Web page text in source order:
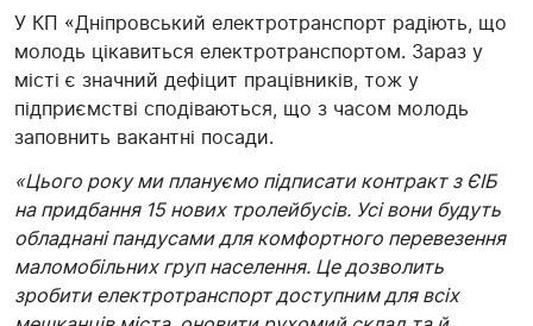
У КП «Дніпровський електротранспорт радіють, що
молодь цікавиться електротранспортом. Зараз у
місті є значний дефіцит працівників, тож у
підприємстві сподіваються, що з часом молодь
заповнить вакантні посади.
«Цього року ми плануємо підписати контракт з ЄІБ
на придбання 15 нових тролейбусів. Усі вони будуть
обладнані пандусами для комфортного перевезення
маломобільних груп населення. Це дозволить
зробити електротранспорт доступним для всіх